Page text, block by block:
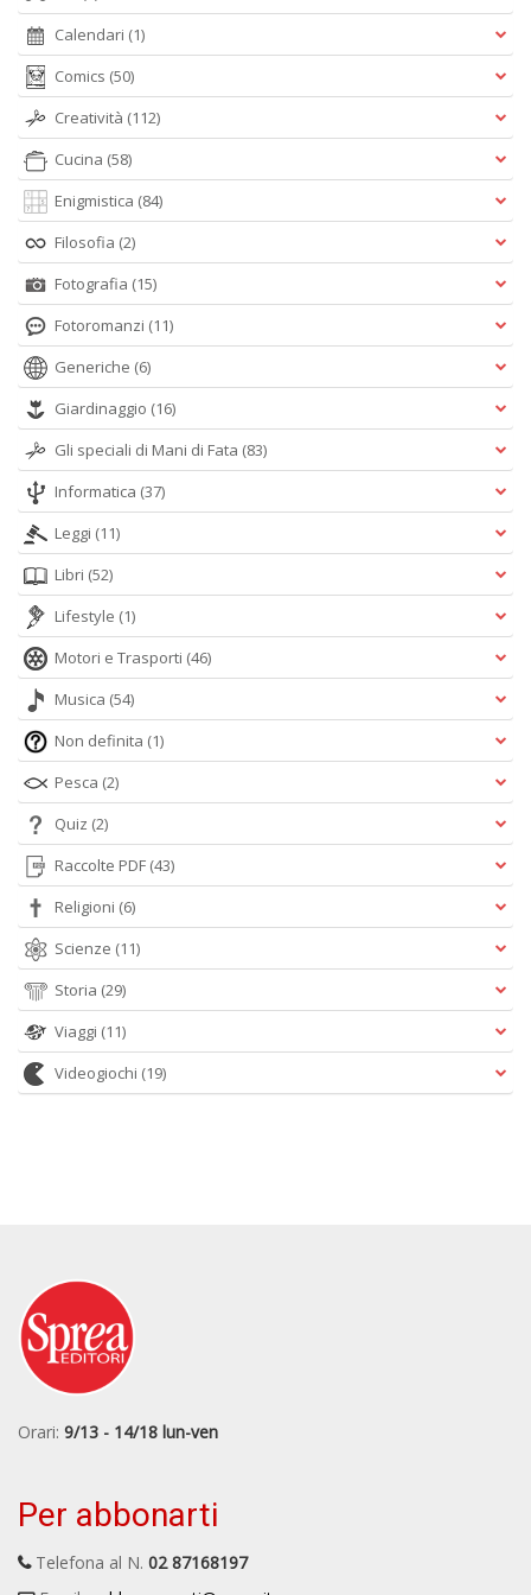
Calendari (1)
Comics (50)
Creatività (112)
Cucina (58)
Enigmistica (84)
Filosofia (2)
Fotografia (15)
Fotoromanzi (11)
Generiche (6)
Giardinaggio (16)
Gli speciali di Mani di Fata (83)
Informatica (37)
Leggi (11)
Libri (52)
Lifestyle (1)
Motori e Trasporti (46)
Musica (54)
Non definita (1)
Pesca (2)
Quiz (2)
Raccolte PDF (43)
Religioni (6)
Scienze (11)
Storia (29)
Viaggi (11)
Videogiochi (19)
Orari: 9/13 - 14/18 lun-ven
Per abbonarti
Telefona al N. 02 87168197